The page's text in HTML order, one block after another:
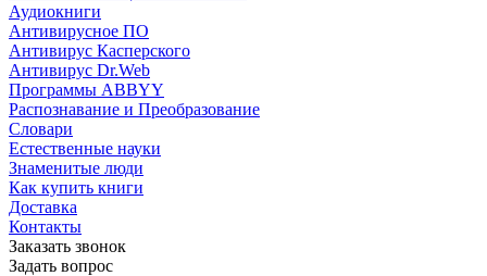
Аудиокниги
Антивирусное ПО
Антивирус Касперского
Антивирус Dr.Web
Программы ABBYY
Распознавание и Преобразование
Словари
Естественные науки
Знаменитые люди
Как купить книги
Доставка
Контакты
Заказать звонок
Задать вопрос